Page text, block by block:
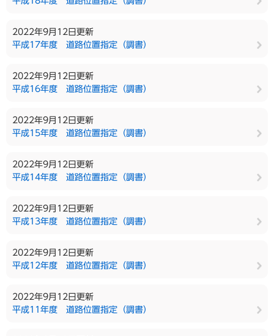
2022年9月12日更新
平成17年度 道路位置指定（調書）
2022年9月12日更新
平成16年度 道路位置指定（調書）
2022年9月12日更新
平成15年度 道路位置指定（調書）
2022年9月12日更新
平成14年度 道路位置指定（調書）
2022年9月12日更新
平成13年度 道路位置指定（調書）
2022年9月12日更新
平成12年度 道路位置指定（調書）
2022年9月12日更新
平成11年度 道路位置指定（調書）